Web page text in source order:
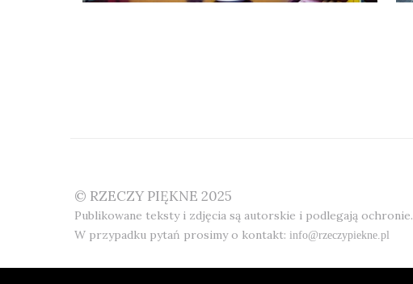
© RZECZY PIĘKNE 2025
Publikowane teksty i zdjęcia są autorskie i podlegają ochronie.
W przypadku pytań prosimy o kontakt: info@rzeczypiekne.pl